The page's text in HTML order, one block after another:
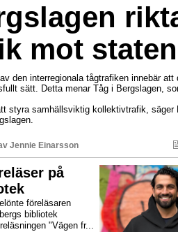
mot staten
den interregionala tågtrafiken innebär att
sätt. Detta menar Tåg i Bergslagen,
styra samhällsviktig kollektivtrafik, säger
Jennie Einarsson
på
föreläsaren
bibliotek
"Vägen fr...